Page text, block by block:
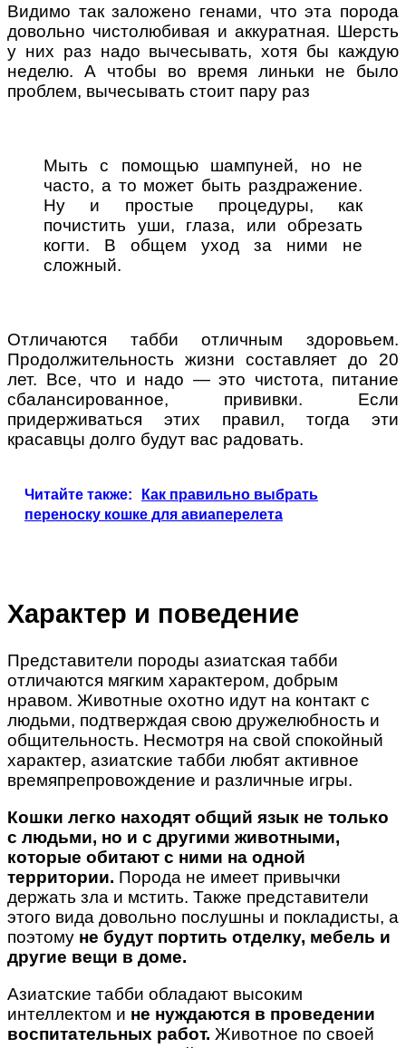
Видимо так заложено генами, что эта порода
довольно чистолюбивая и аккуратная. Шерсть
у них раз надо вычесывать, хотя бы каждую
неделю. А чтобы во время линьки не было
проблем, вычесывать стоит пару раз
Мыть с помощью шампуней, но не
часто, а то может быть раздражение.
Ну и простые процедуры, как
почистить уши, глаза, или обрезать
когти. В общем уход за ними не
сложный.
Отличаются табби отличным здоровьем.
Продолжительность жизни составляет до 20
лет. Все, что и надо — это чистота, питание
сбалансированное, прививки. Если
придерживаться этих правил, тогда эти
красавцы долго будут вас радовать.
Читайте также:
Как правильно выбрать
переноску кошке для авиаперелета
Характер и поведение
Представители породы азиатская табби
отличаются мягким характером, добрым
нравом. Животные охотно идут на контакт с
людьми, подтверждая свою дружелюбность и
общительность. Несмотря на свой спокойный
характер, азиатские табби любят активное
времяпрепровождение и различные игры.
Кошки легко находят общий язык не только
с людьми, но и с другими животными,
которые обитают с ними на одной
территории. Порода не имеет привычки
держать зла и мстить. Также представители
этого вида довольно послушны и покладисты, а
поэтому не будут портить отделку, мебель и
другие вещи в доме.
Азиатские табби обладают высоким
интеллектом и не нуждаются в проведении
воспитательных работ. Животное по своей